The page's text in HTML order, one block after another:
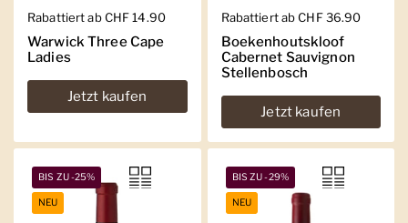
Regulärer Preis
Rabattiert ab CHF 14.90
Warwick Three Cape
Ladies
Jetzt kaufen
Regulärer Preis
Rabattiert ab CHF 36.90
Boekenhoutskloof
Cabernet Sauvignon
Stellenbosch
Jetzt kaufen
BIS ZU -25%
NEU
BIS ZU -29%
NEU